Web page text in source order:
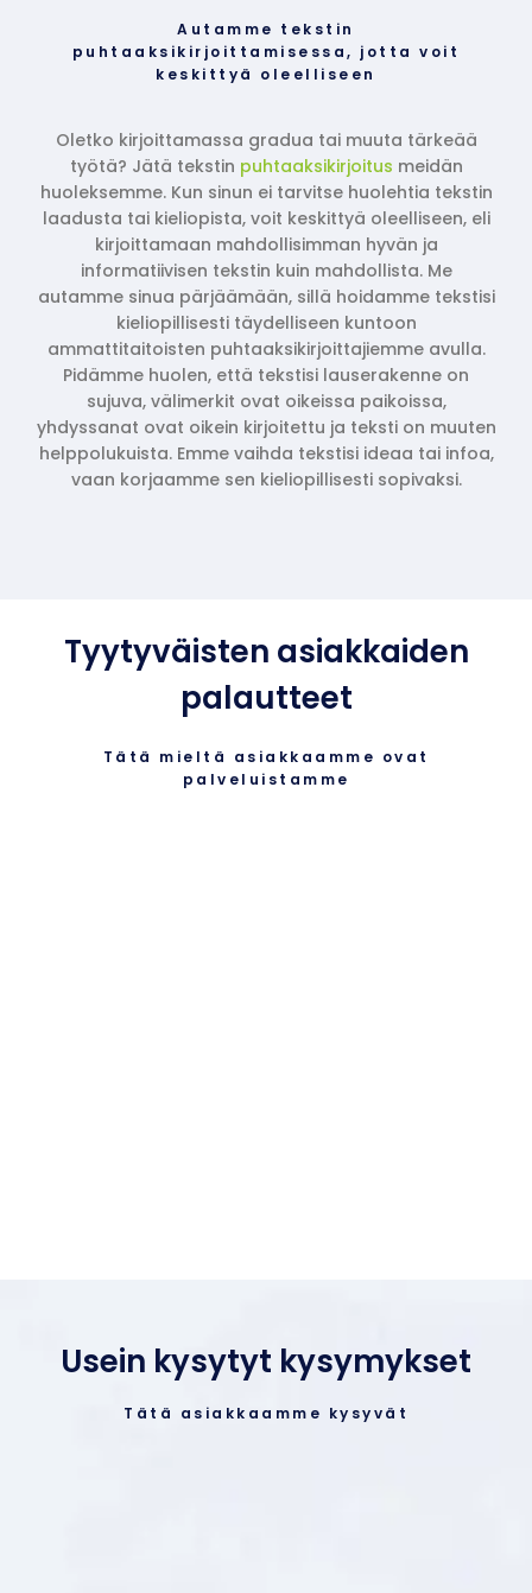
Autamme tekstin
puhtaaksikirjoittamisessa, jotta voit
keskittyä oleelliseen
Oletko kirjoittamassa gradua tai muuta tärkeää
työtä? Jätä tekstin puhtaaksikirjoitus meidän
huoleksemme. Kun sinun ei tarvitse huolehtia tekstin
laadusta tai kieliopista, voit keskittyä oleelliseen, eli
kirjoittamaan mahdollisimman hyvän ja
informatiivisen tekstin kuin mahdollista. Me
autamme sinua pärjäämään, sillä hoidamme tekstisi
kieliopillisesti täydelliseen kuntoon
ammattitaitoisten puhtaaksikirjoittajiemme avulla.
Pidämme huolen, että tekstisi lauserakenne on
sujuva, välimerkit ovat oikeissa paikoissa,
yhdyssanat ovat oikein kirjoitettu ja teksti on muuten
helppolukuista. Emme vaihda tekstisi ideaa tai infoa,
vaan korjaamme sen kieliopillisesti sopivaksi.
Tyytyväisten asiakkaiden
palautteet
Tätä mieltä asiakkaamme ovat
palveluistamme
Usein kysytyt kysymykset
Tätä asiakkaamme kysyvät